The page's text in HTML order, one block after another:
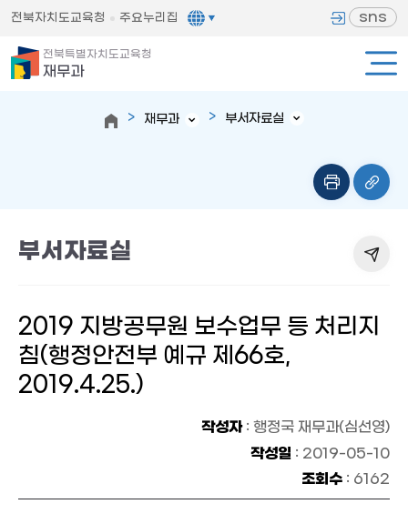
전북자치도교육청 주요누리집 sns
전북특별자치도교육청
재무과
재무과 부서자료실
부서자료실
2019 지방공무원 보수업무 등 처리지
침(행정안전부 예규 제66호,
2019.4.25.)
작성자: 행정국 재무과(심선영)
작성일 : 2019-05-10
조회수 : 6162